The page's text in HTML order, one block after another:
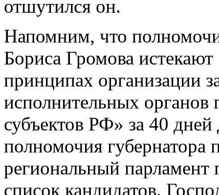
отшутился он.
Напомним, что
Бориса Громова
принципах организации
исполнительных органов
субъектов РФ» за 40 дней
полномочия губернатора
региональный парламент
список кандидатов.